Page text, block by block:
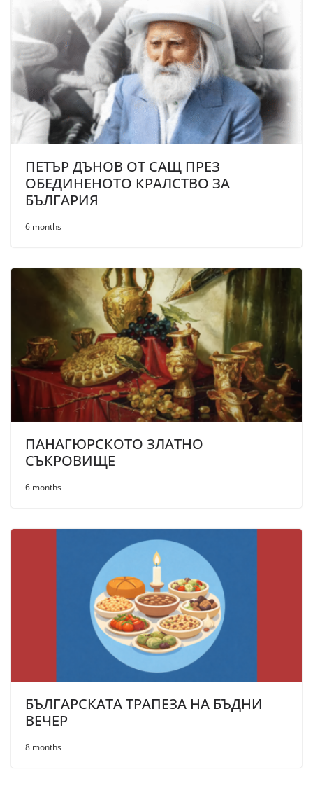
ПЕТЪР ДЪНОВ ОТ САЩ ПРЕЗ
ОБЕДИНЕНОТО КРАЛСТВО ЗА
БЪЛГАРИЯ
6 months
ПАНАГЮРСКОТО ЗЛАТНО
СЪКРОВИЩЕ
6 months
БЪЛГАРСКАТА ТРАПЕЗА НА БЪДНИ
ВЕЧЕР
8 months